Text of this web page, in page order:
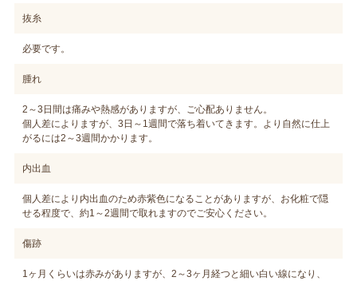
抜糸
必要です。
腫れ
2～3日間は痛みや熱感がありますが、ご心配ありません。
個人差によりますが、3日～1週間で落ち着いてきます。より自然に仕上
がるには2～3週間かかります。
内出血
個人差により内出血のため赤紫色になることがありますが、お化粧で隠
せる程度で、約1～2週間で取れますのでご安心ください。
傷跡
1ヶ月くらいは赤みがありますが、2～3ヶ月経つと細い白い線になり、